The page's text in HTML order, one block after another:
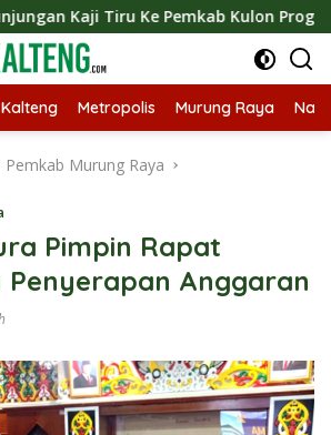
Ke Pemkab Kulon Progo
Kalteng Metropolis Murung Raya
Pemkab Murung Raya
Pimpin Rapat
Penyerapan Anggaran